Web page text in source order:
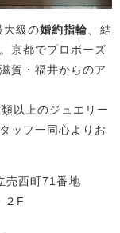
大級の婚約指輪 、結
京都でプロポーズ
賀・福井からのア
以上のジュエリー
ッフ一同心よりお
売西町71番地
２F